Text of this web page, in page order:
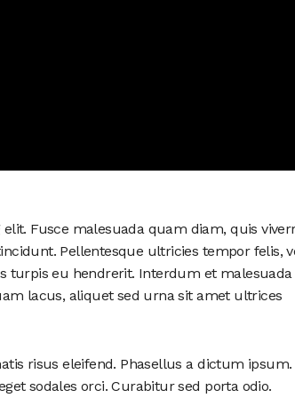
Fusce malesuada quam diam, quis
Pellentesque ultricies tempor felis,
turpis eu hendrerit. Interdum et malesuada
lacus, aliquet sed urna sit amet ultrices
risus eleifend. Phasellus a dictum ipsum.
sodales orci. Curabitur sed porta odio.